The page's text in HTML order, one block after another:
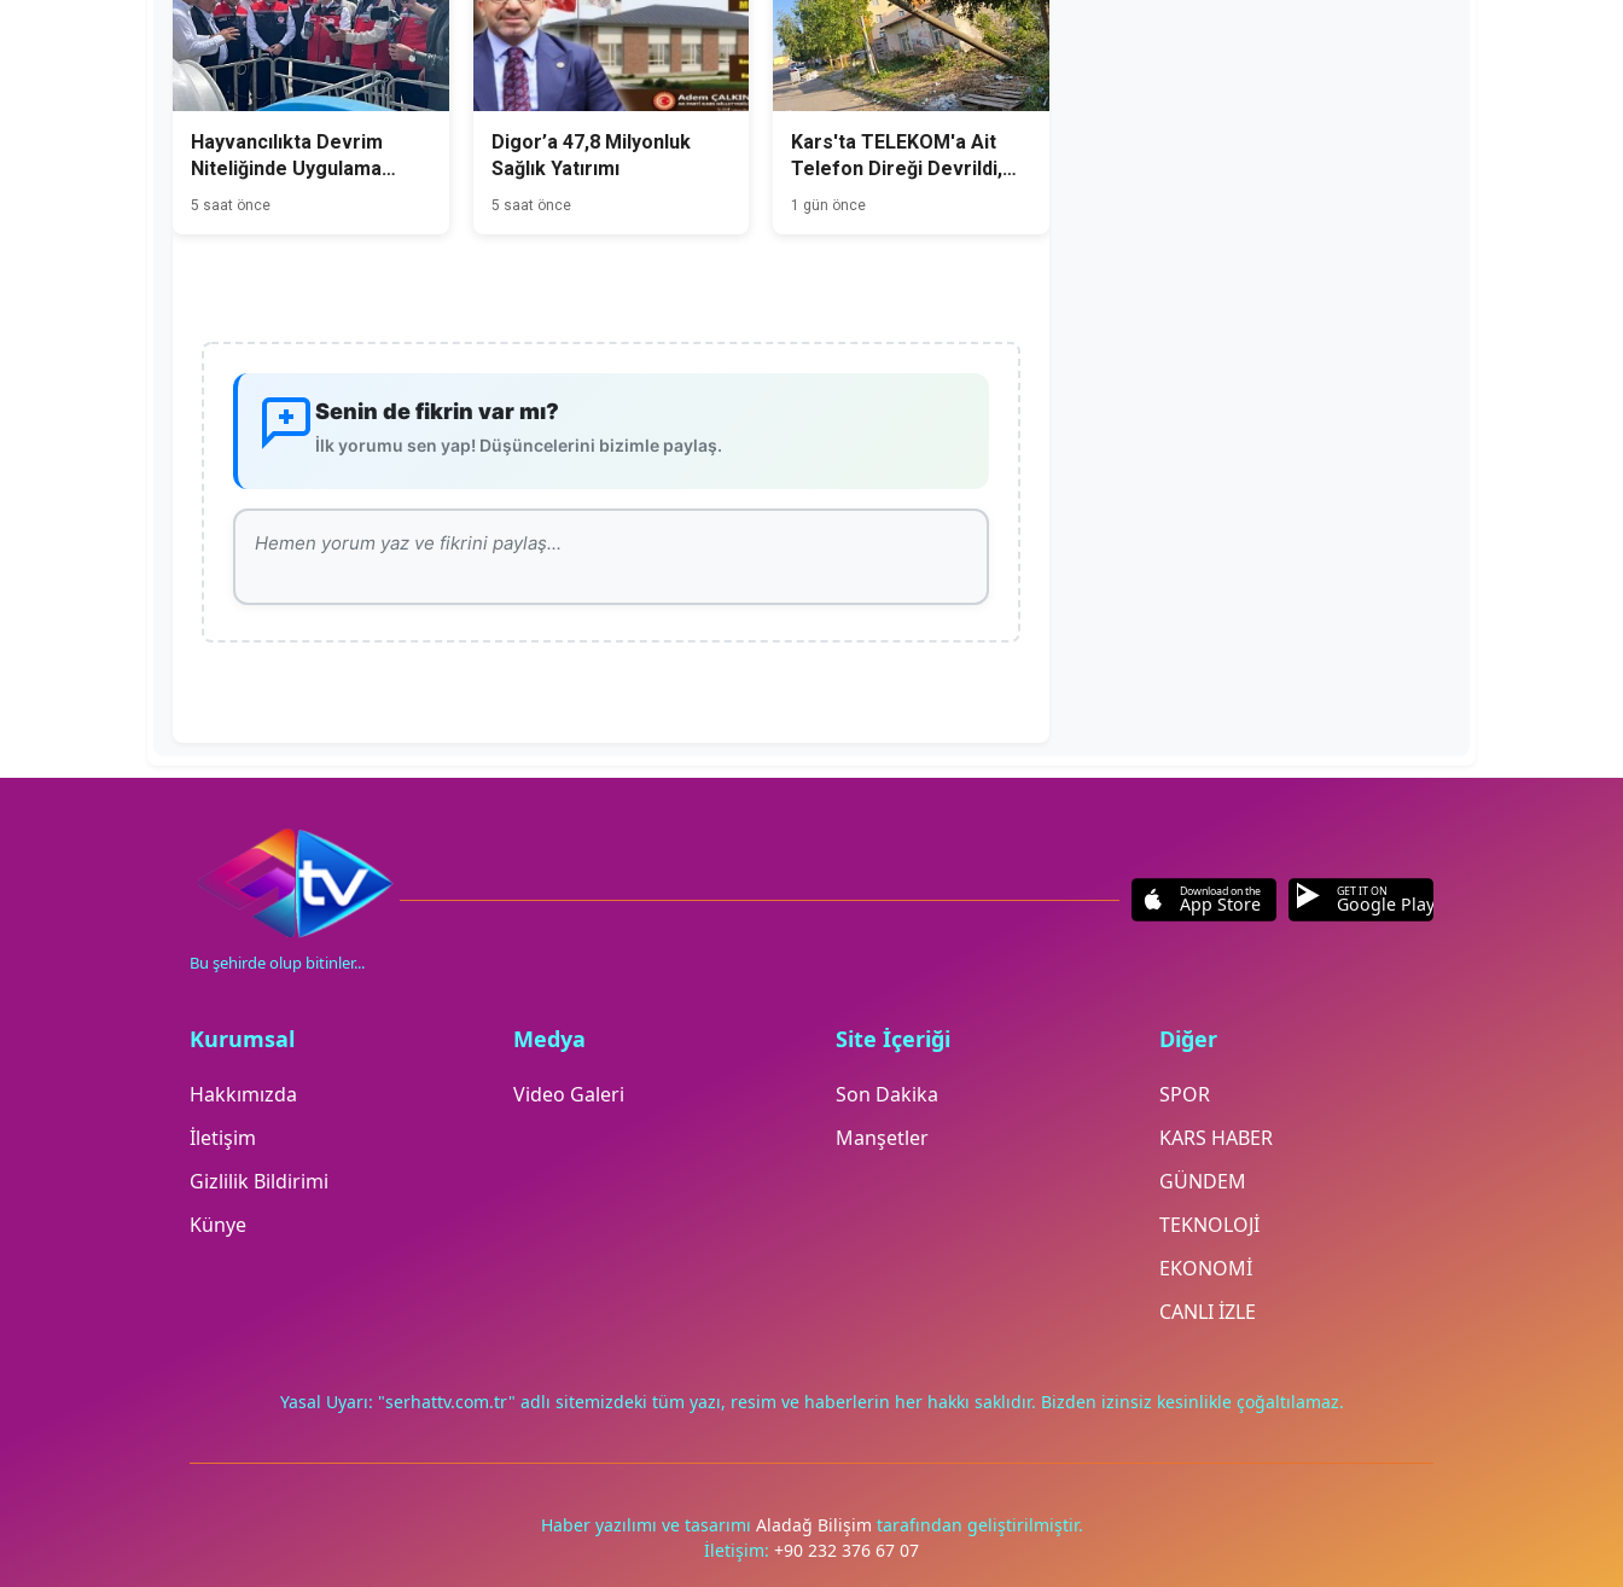
Deneyimini iyileştirmek ve içeriğimizi geliştirmek için çerezler kullanıyoruz. Zorunlu çerezler her zaman çalışır; diğerleri
Hayvancılıkta Devrim
Niteliğinde Uygulama
Kars'tan Başladı
5 saat önce
Digor’a 47,8 Milyonluk
Sağlık Yatırımı
5 saat önce
Kars'ta TELEKOM'a Ait
Telefon Direği Devrildi,
Mahalle Sakinleri Önlem
Bekliyor
1 gün önce
Senin de fikrin var mı?
İlk yorumu sen yap! Düşüncelerini bizimle paylaş.
Bu şehirde olup bitinler...
Download on the
App Store
GET IT ON
Google Play
Kurumsal
Hakkımızda
İletişim
Gizlilik Bildirimi
Künye
Medya
Video Galeri
Site İçeriği
Son Dakika
Manşetler
Diğer
SPOR
KARS HABER
GÜNDEM
TEKNOLOJİ
EKONOMİ
CANLI İZLE
Yasal Uyarı: "serhattv.com.tr" adlı sitemizdeki tüm yazı, resim ve haberlerin her hakkı saklıdır. Bizden izinsiz kesinlikle çoğaltılamaz.
Haber yazılımı ve tasarımı Aladağ Bilişim tarafından geliştirilmiştir.
İletişim: +90 232 376 67 07